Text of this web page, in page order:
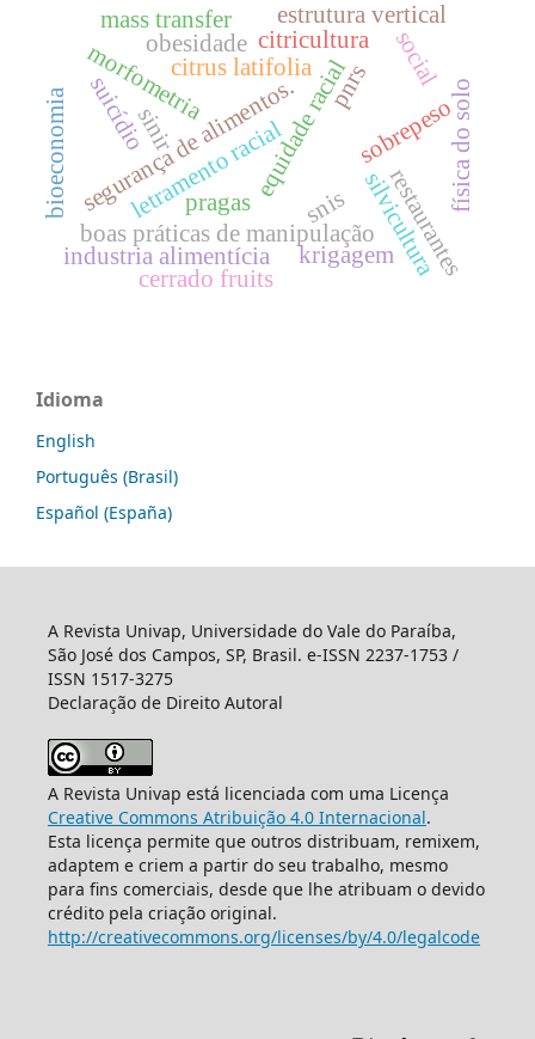
equidade racial
letramento racial
boas práticas de manipulação
segurança de alimentos.
citrus latifolia
citricultura
pragas
morfometria
estrutura vertical
silvicultura
sobrepeso
obesidade
física do solo
krigagem
industria alimentícia
cerrado fruits
mass transfer
bioeconomia
pnrs
snis
sinir
social
restaurantes
suicídio
Idioma
English
Português (Brasil)
Español (España)
A Revista Univap, Universidade do Vale do Paraíba,
São José dos Campos, SP, Brasil. e-ISSN 2237-1753 /
ISSN 1517-3275
Declaração de Direito Autoral
A Revista Univap está licenciada com uma Licença
Creative Commons Atribuição 4.0 Internacional.
Esta licença permite que outros distribuam, remixem,
adaptem e criem a partir do seu trabalho, mesmo
para fins comerciais, desde que lhe atribuam o devido
crédito pela criação original.
http://creativecommons.org/licenses/by/4.0/legalcode